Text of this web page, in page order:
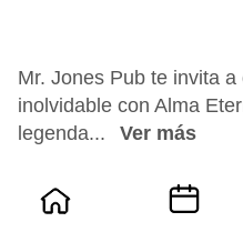
Mr. Jones Pub te invita
inolvidable con Alma
legenda...
Ver más